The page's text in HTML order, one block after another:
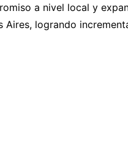
a nivel local y
Aires, logrando